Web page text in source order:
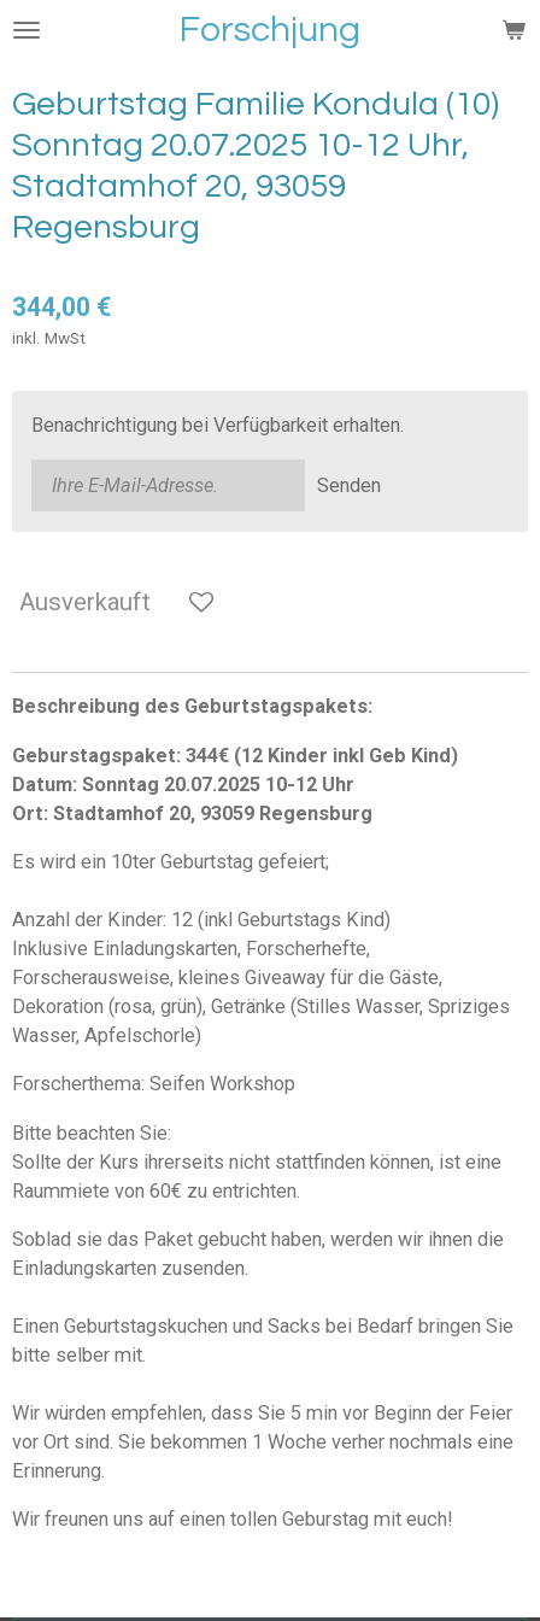
Zum
Forschjung
Geburtstag Familie Kondula (10)
Sonntag 20.07.2025 10-12 Uhr,
Stadtamhof 20, 93059
Regensburg
344,00 €
inkl. MwSt
Benachrichtigung bei Verfügbarkeit erhalten.
Senden
Ausverkauft
Beschreibung des Geburtstagspakets:
Geburstagspaket: 344€ (12 Kinder inkl Geb Kind)
Datum: Sonntag 20.07.2025 10-12 Uhr
Ort: Stadtamhof 20, 93059 Regensburg
Es wird ein 10ter Geburtstag gefeiert;
Anzahl der Kinder: 12 (inkl Geburtstags Kind)
Inklusive Einladungskarten, Forscherhefte,
Forscherausweise, kleines Giveaway für die Gäste,
Dekoration (rosa, grün), Getränke (Stilles Wasser, Spriziges
Wasser, Apfelschorle)
Forscherthema: Seifen Workshop
Bitte beachten Sie:
Sollte der Kurs ihrerseits nicht stattfinden können, ist eine
Raummiete von 60€ zu entrichten.
Soblad sie das Paket gebucht haben, werden wir ihnen die
Einladungskarten zusenden.
Einen Geburtstagskuchen und Sacks bei Bedarf bringen Sie
bitte selber mit.
Wir würden empfehlen, dass Sie 5 min vor Beginn der Feier
vor Ort sind. Sie bekommen 1 Woche verher nochmals eine
Erinnerung.
Wir freunen uns auf einen tollen Geburstag mit euch!